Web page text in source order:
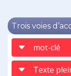
Trois voies
mot-clé
Texte